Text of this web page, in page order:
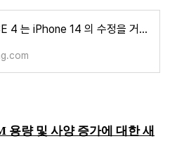
iPhone SE 4 는 iPhone 14 의 수정을 거쳐 새로운 재개발을 시작한다?
용량 및 사양 증가에 대한 새